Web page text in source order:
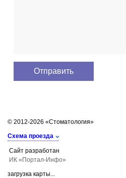
© 2012-2026 «Стоматология»
Схема проезда
Сайт разработан
ИК «Портал-Инфо»
загрузка карты...